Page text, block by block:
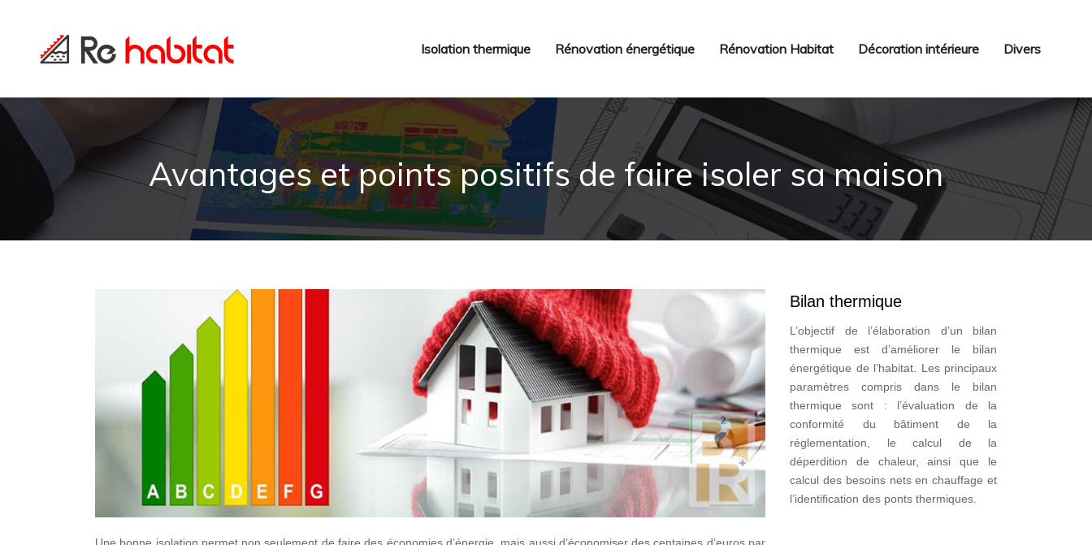
Isolation thermique Rénovation énergétique Rénovation Habitat Décoration intérieure Divers
Avantages et points positifs de faire isoler sa maison
Bilan thermique
L’objectif de l’élaboration d’un bilan
thermique est d’améliorer le bilan
énergétique de l’habitat. Les principaux
paramètres compris dans le bilan
thermique sont : l’évaluation de la
conformité du bâtiment de la
réglementation, le calcul de la
déperdition de chaleur, ainsi que le
calcul des besoins nets en chauffage et
l’identification des ponts thermiques.